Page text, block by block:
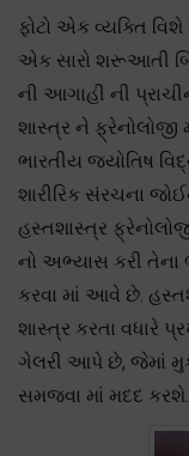
ફોટો એક વ્યક્તિ
એક સારો શરૂઆતી
ની આગાહી ની
શાસ્ત્ર ને ફ્રેનોલોજી
ભારતીય જ્યોતિષ
શારીરિક સંરચના
હસ્તશાસ્ત્ર
નો અભ્યાસ કરી તેના
કરવા માં આવે છે.
શાસ્ત્ર કરતા વધારે
ગેલરી આપે છે, જેમાં
સમજવા માં મદદ કરશે.